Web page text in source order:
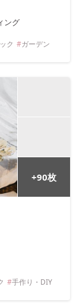
ング
ク ガーデン
+90枚
手作り・DIY